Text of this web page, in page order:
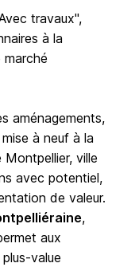
travaux",
à la
aménagements,
à neuf à la
Montpellier, ville
avec potentiel,
de valeur.
,
aux
value